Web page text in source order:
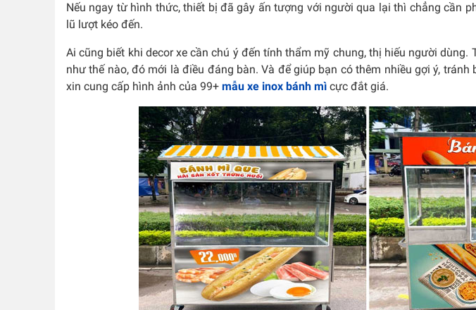
Nếu ngay từ hình thức, thiết bị đã gây ấn tượng với người qua lại thì chẳng cần
lũ lượt kéo đến.
Ai cũng biết khi decor xe cần chú ý đến tính thẩm mỹ chung, thị hiếu người dùng.
như thế nào, đó mới là điều đáng bàn. Và để giúp bạn có thêm nhiều gợi ý,
xin cung cấp hình ảnh của 99+ mẫu xe inox bánh mì cực đắt giá.